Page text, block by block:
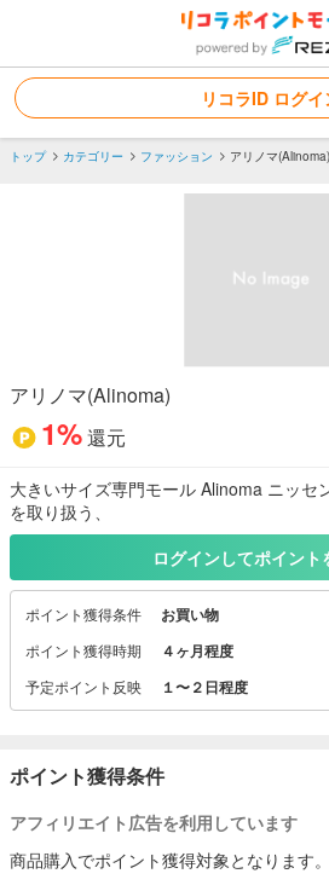
リコラID ログイ
トップ カテゴリー ファッション アリノマ(Alinoma)
アリノマ(Alinoma)
1%還元
大きいサイズ専門モール Alinoma ニッセ
を取り扱う、
大きいサイズのレディースアパレル・フ
ログインしてポイント
ポイント獲得条件 お買い物
ポイント獲得時期 ４ヶ月程度
予定ポイント反映 １〜２日程度
ポイント獲得条件
アフィリエイト広告を利用しています
商品購入でポイント獲得対象となります。